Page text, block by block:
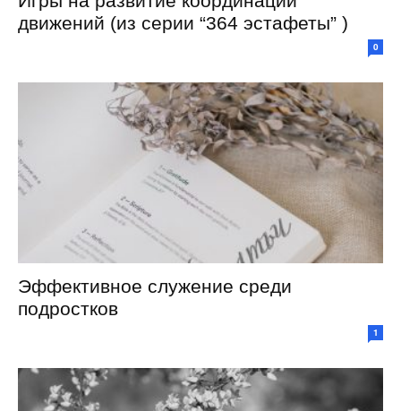
движений (из серии “364 эстафеты” )
0
Эффективное служение среди
подростков
1